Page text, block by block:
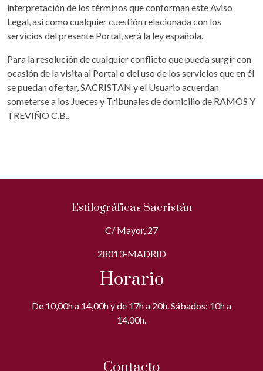
interpretación de los términos que conforman este Aviso
Legal, así como cualquier cuestión relacionada con los
servicios del presente Portal, será la ley española.
Para la resolución de cualquier conflicto que pueda surgir con
ocasión de la visita al Portal o del uso de los servicios que en él
se puedan ofertar, SACRISTAN y el Usuario acuerdan
someterse a los Jueces y Tribunales de domicilio de RAMOS Y
TREVIÑO C.B..
Estilográficas Sacristán
C/ Mayor, 27
28013-MADRID
Horario
De 10,00h a 14,00h y de 17h a 20h. Sábados: 10h a
14.00h.